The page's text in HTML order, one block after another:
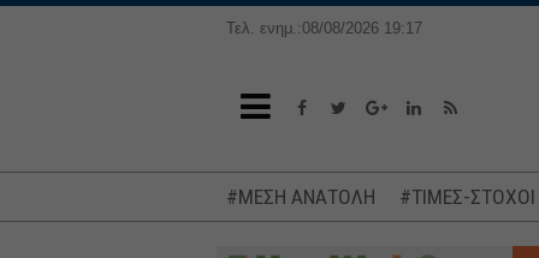
Τελ. ενημ.:08/08/2026 19:17
#ΜΕΣΗ ΑΝΑΤΟΛΗ #ΤΙΜΕΣ-